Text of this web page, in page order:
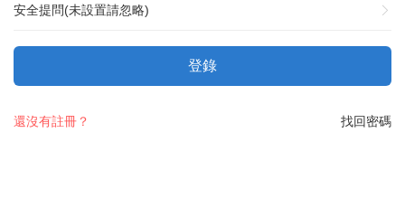
安全提問(未設置請忽略)
登錄
找回密碼
還沒有註冊？